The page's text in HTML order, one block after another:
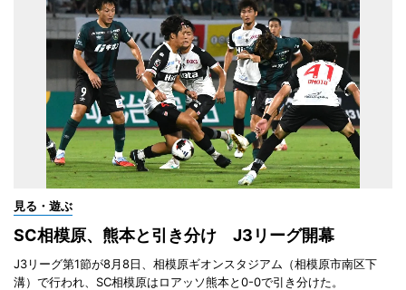
見る・遊ぶ
SC相模原、熊本と引き分け J3リーグ開幕
J3リーグ第1節が8月8日、相模原ギオンスタジアム（相模原市南区下
溝）で行われ、SC相模原はロアッソ熊本と0-0で引き分けた。